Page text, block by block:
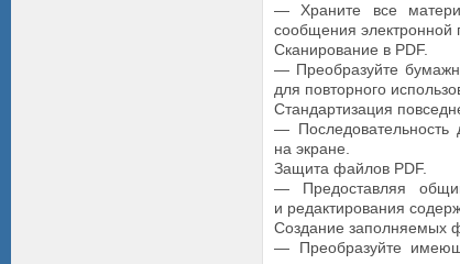
— Храните все
сообщения электронной
Сканирование в PDF.
— Преобразуйте
для повторного
Стандартизация
— Последовательность
на экране.
Защита файлов PDF.
— Предоставляя
и редактирования
Создание заполняемых
— Преобразуйте